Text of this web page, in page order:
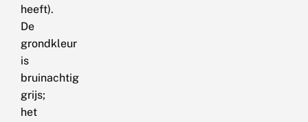
heeft).
De
grondkleur
is
bruinachtig
grijs;
het